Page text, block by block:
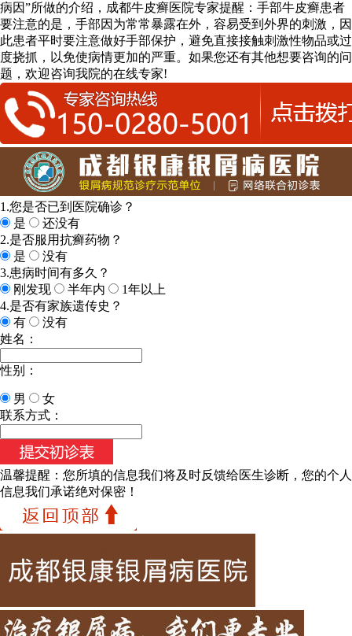
病因”所做的介绍，成都牛皮癣医院专家提醒：手部牛皮癣患者
要注意的是，手部因为常常暴露在外，容易受到外界的刺激，因
此患者平时要注意做好手部保护，避免直接接触刺激性物品或过
度挠抓，以免使病情更加的严重。如果您还有其他想要咨询的问
题，欢迎咨询我院的在线专家!
1.您是否已到医院确诊？
是
还没有
2.是否服用抗癣药物？
是
没有
3.患病时间有多久？
刚发现
半年内
1年以上
4.是否有家族遗传史？
有
没有
姓名：
性别：
男
女
联系方式：
温馨提醒： 您所填的信息我们将及时反馈给医生诊断，您的个人
信息我们承诺绝对保密！